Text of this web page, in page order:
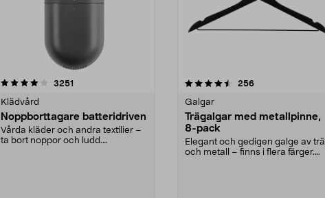
3251
Klädvård
Noppborttagare batteridriven
Vårda kläder och andra textilier –
ta bort noppor och ludd.
4.5av 5 stjärnor 256recensioner
Galgar
Trägalgar med metallpinne,
8-pack
Elegant och gedigen galge av trä
och metall – finns i flera färger.
4.0av 5 stjärnor